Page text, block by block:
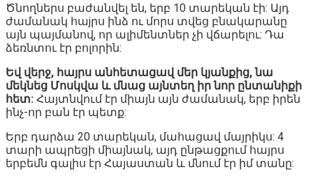
Ծնողներս բաժանվել են, երբ 10 տարեկան էի: Այդ
ժամանակ հաjրս ինձ ու մորս տվեց բնակարանը
այն պայմանով, որ ալիմենտներ չի վճարելու: Դա
ձեռնտու էր բոլորին:
Եվ վերջ, հայրս անհետացավ մեր կյանքից, նա
մեկնեց Մոսկվա և մնաց այնտեղ իր նոր ընտանիքի
հետ: Հայտնվում էր միայն այն ժամանակ, երբ իրեն
ինչ-որ բան էր պետք:
Երբ դարձա 20 տարեկան, մահացավ մայրիկս: 4
տարի ապրեցի միայնակ, այդ ընթացքում հայրս
երբեմն գալիս էր Հայաստան և մնում էր իմ տանը: